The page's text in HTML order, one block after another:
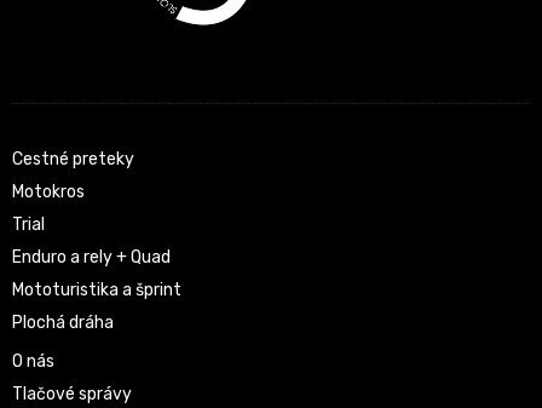
Cestné preteky
Motokros
Trial
Enduro a rely + Quad
Mototuristika a šprint
Plochá dráha
O nás
Tlačové správy